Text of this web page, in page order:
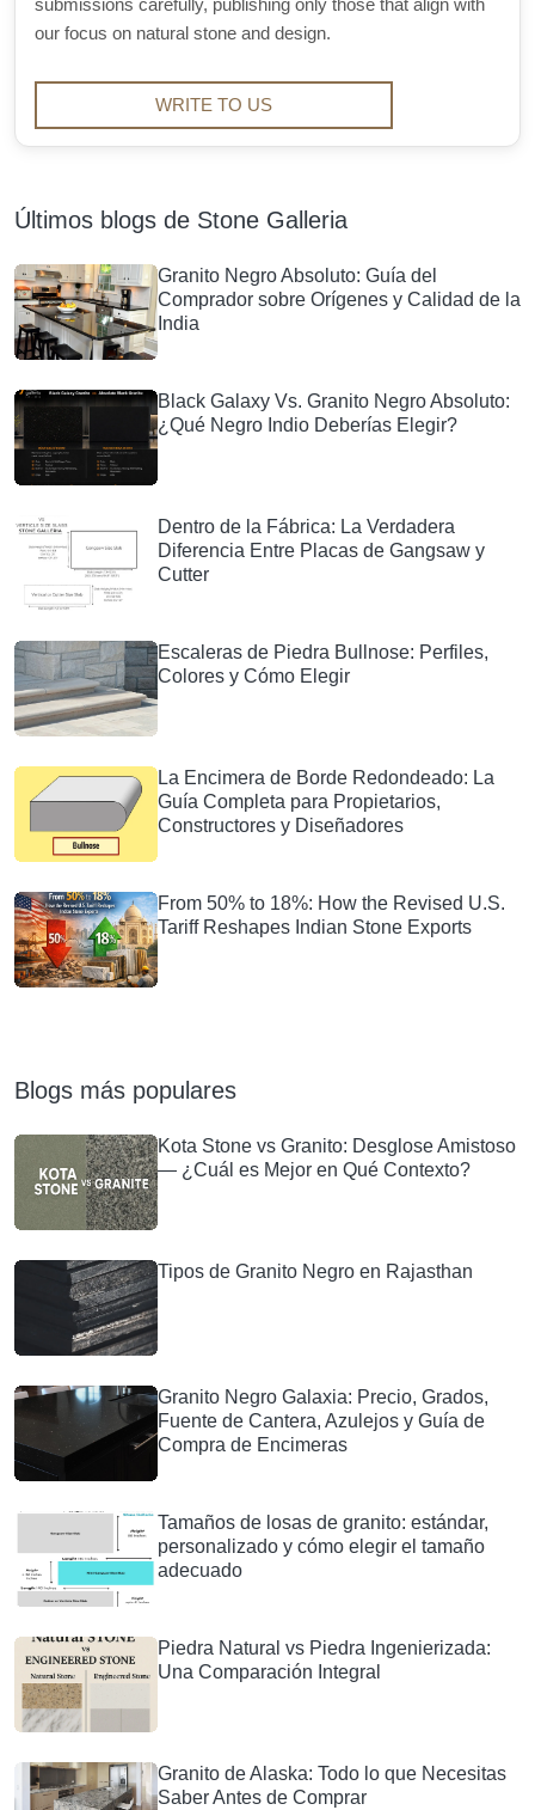
submissions carefully, publishing only those that align with
our focus on natural stone and design.
WRITE TO US
Últimos blogs de Stone Galleria
Granito Negro Absoluto: Guía del
Comprador sobre Orígenes y Calidad de la
India
Black Galaxy Vs. Granito Negro Absoluto:
¿Qué Negro Indio Deberías Elegir?
Dentro de la Fábrica: La Verdadera
Diferencia Entre Placas de Gangsaw y
Cutter
Escaleras de Piedra Bullnose: Perfiles,
Colores y Cómo Elegir
La Encimera de Borde Redondeado: La
Guía Completa para Propietarios,
Constructores y Diseñadores
From 50% to 18%: How the Revised U.S.
Tariff Reshapes Indian Stone Exports
Blogs más populares
Kota Stone vs Granito: Desglose Amistoso
— ¿Cuál es Mejor en Qué Contexto?
Tipos de Granito Negro en Rajasthan
Granito Negro Galaxia: Precio, Grados,
Fuente de Cantera, Azulejos y Guía de
Compra de Encimeras
Tamaños de losas de granito: estándar,
personalizado y cómo elegir el tamaño
adecuado
Piedra Natural vs Piedra Ingenierizada:
Una Comparación Integral
Granito de Alaska: Todo lo que Necesitas
Saber Antes de Comprar